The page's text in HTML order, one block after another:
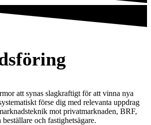
att synas slagkraftigt för att vinna nya
förse dig med relevanta uppdrag
mot privatmarknaden, BRF,
och fastighetsägare.